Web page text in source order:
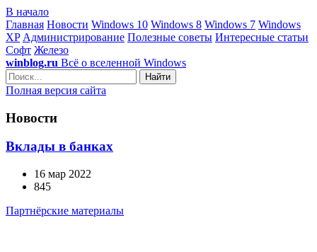
В начало
Главная Новости Windows 10 Windows 8 Windows 7 Windows
XP Администрирование Полезные советы Интересные статьи
Софт Железо
winblog.ru Всё о вселенной Windows
Найти
Полная версия сайта
Новости
Вклады в банках
16 мар 2022
845
Партнёрские материалы